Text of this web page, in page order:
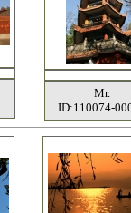
Mr.
ID:110074-